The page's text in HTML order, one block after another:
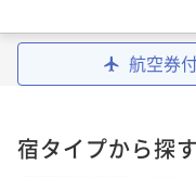
航空券
宿タイプから探す